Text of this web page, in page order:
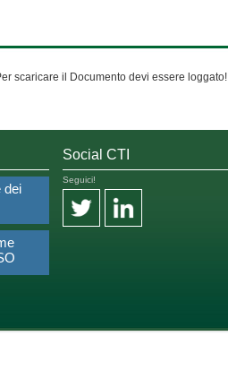
scaricare il Documento devi essere loggato!
dei
Social CTI
Seguici!